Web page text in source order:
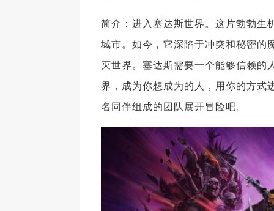
简介：进入塞达斯世界。这片勃勃生
城市。如今，它深陷于冲突和秘密的
灭世界。塞达斯需要一个能够信赖
界，成为你想成为的人，用你的方式
名同伴组成的团队展开冒险吧。